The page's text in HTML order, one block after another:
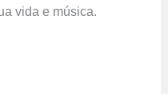
vida e música.